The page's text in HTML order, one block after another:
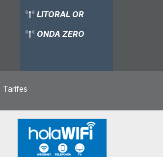
LITORAL OR
ONDA ZERO
Tarifes